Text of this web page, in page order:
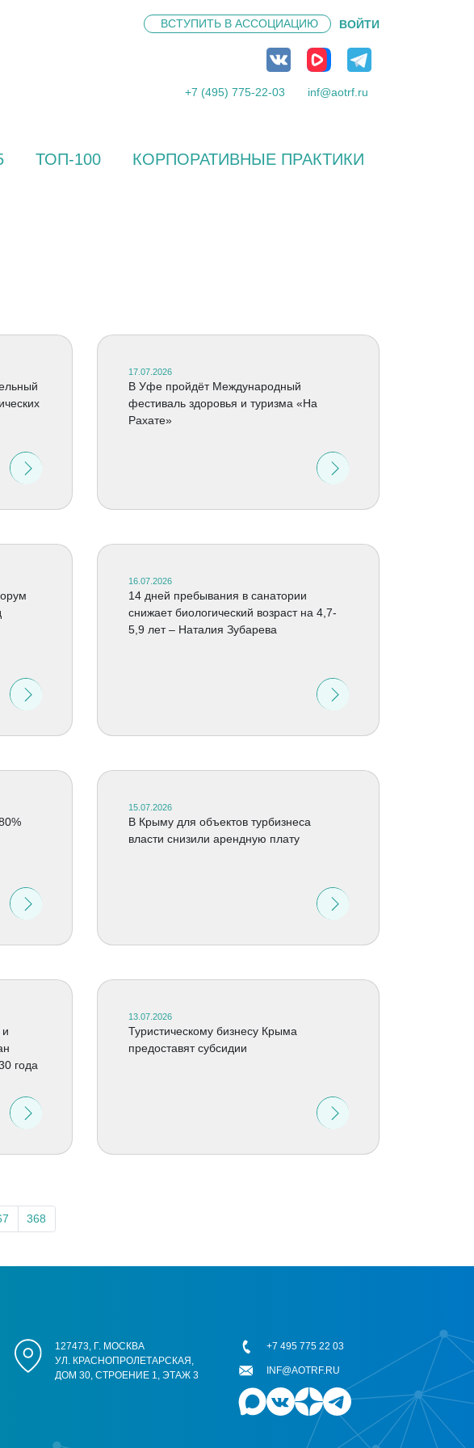
ВСТУПИТЬ В АССОЦИАЦИЮ ВОЙТИ
+7 (495) 775-22-03 inf@aotrf.ru
ТОП-100 КОРПОРАТИВНЫЕ ПРАКТИКИ
17.07.2026
В Уфе пройдёт Международный
фестиваль здоровья и туризма «На
Рахате»
16.07.2026
14 дней пребывания в санатории
снижает биологический возраст на 4,7-
5,9 лет – Наталия Зубарева
15.07.2026
В Крыму для объектов турбизнеса
власти снизили арендную плату
года
13.07.2026
Туристическому бизнесу Крыма
предоставят субсидии
368
127473, Г. МОСКВА
УЛ. КРАСНОПРОЛЕТАРСКАЯ,
ДОМ 30, СТРОЕНИЕ 1, ЭТАЖ 3
+7 495 775 22 03
INF@AOTRF.RU